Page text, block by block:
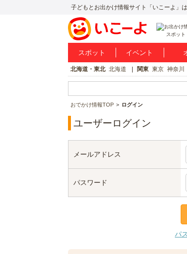
子どもとお出かけ情報サイト「いこーよ」
スポット
スポット イベント
北海道・東北 北海道 関東 東京 神奈川
おでかけ情報TOP ログイン
ユーザーログイン
メールアドレス
パスワード
パ